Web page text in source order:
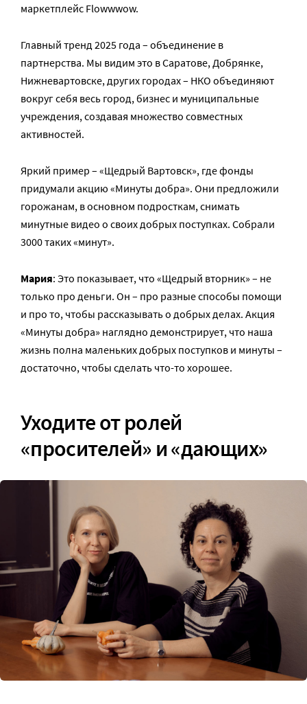
маркетплейс Flowwwow.
Главный тренд 2025 года – объединение в
партнерства. Мы видим это в Саратове, Добрянке,
Нижневартовске, других городах – НКО объединяют
вокруг себя весь город, бизнес и муниципальные
учреждения, создавая множество совместных
активностей.
Яркий пример – «Щедрый Вартовск», где фонды
придумали акцию «Минуты добра». Они предложили
горожанам, в основном подросткам, снимать
минутные видео о своих добрых поступках. Собрали
3000 таких «минут».
Мария: Это показывает, что «Щедрый вторник» – не
только про деньги. Он – про разные способы помощи
и про то, чтобы рассказывать о добрых делах. Акция
«Минуты добра» наглядно демонстрирует, что наша
жизнь полна маленьких добрых поступков и минуты –
достаточно, чтобы сделать что-то хорошее.
Уходите от ролей
«просителей» и «дающих»